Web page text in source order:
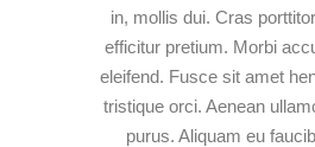
in, mollis dui. Cras
efficitur pretium. Morbi
eleifend. Fusce sit amet
tristique orci. Aenean
purus. Aliquam eu